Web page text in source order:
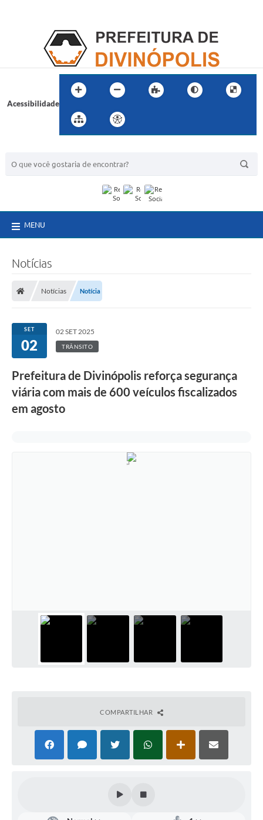
Acessibilidade
MENU
Notícias
Notícias Notícia
SET
02
02 SET 2025
TRÂNSITO
Prefeitura de Divinópolis reforça segurança
viária com mais de 600 veículos fiscalizados
em agosto
COMPARTILHAR